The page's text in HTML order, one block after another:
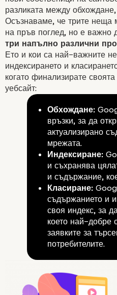
Каква е
разликата между обхождане,
Осъзнаваме, че трите неща
на пръв поглед, но е важно
три напълно различни
Ето и кои са най-важните
индексирането и
когато финализирате
уебсайт:
Обхождане:
връзки, за да
актуализирано
мрежата.
Индексиране:
и съхранява
и съдържание,
Класиране:
съдържаниетои
своя индекс, за
което най-добре
заявките за
потребителите.